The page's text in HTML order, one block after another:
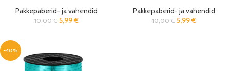
Pakkepaberid- ja vahendid
10,00€ 5,99€
Pakkepaberid- ja vahendid
10,00€ 5,99€
-40%